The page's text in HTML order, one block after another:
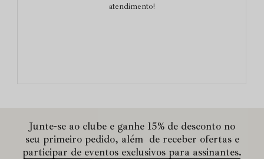
atendimento!
Junte-se ao clube e ganhe 15% de desconto no
seu primeiro pedido, além de receber ofertas e
participar de eventos exclusivos para assinantes.